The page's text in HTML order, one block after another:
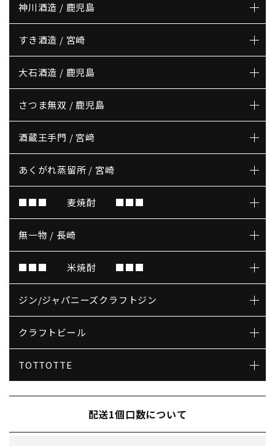
神川酒造 / 鹿児島
すき酒造 / 宮崎
大石酒造 / 鹿児島
さつま無双 / 鹿児島
酒蔵王手門 / 宮﨑
あくがれ蒸留所 / 宮崎
■■■ 麦焼酎 ■■■
無一物 / 長崎
■■■ 米焼酎 ■■■
ジン/ジャパニーズクラフトジン
クラフトビール
TOTTOTTE
配送1個口数について